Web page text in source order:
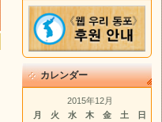
カレンダー
2015年12月
月
火 水 木 金 土 日